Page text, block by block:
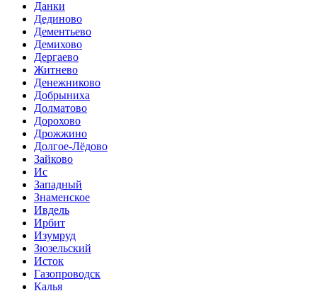
Данки
Дединово
Дементьево
Демихово
Дергаево
Житнево
Денежниково
Добрыниха
Долматово
Дорохово
Дрожжино
Долгое-Лёдово
Зайково
Ис
Западный
Знаменское
Ивдель
Ирбит
Изумруд
Зюзельский
Исток
Газопроводск
Калья